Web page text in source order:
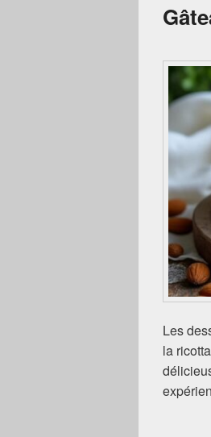
Les
la